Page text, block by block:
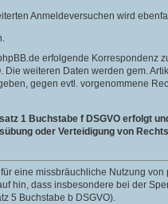
Anmeldeversuchen wird
erfolgende Korrespondenz
weiteren Daten werden gem.
gegen evtl. vorgenommene
1 Buchstabe f DSGVO erfolgt
oder Verteidigung von
eine missbräuchliche Nutzung
hin, dass insbesondere bei der
5 Buchstabe b DSGVO).